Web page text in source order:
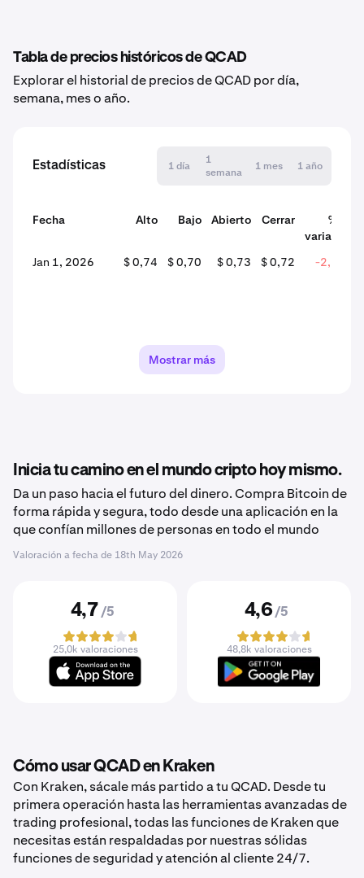
Tabla de precios históricos de QCAD
Explorar el historial de precios de QCAD por día,
semana, mes o año.
Estadísticas 1 día
1
semana
1 mes 1 año
Fecha Alto Bajo Abierto Cerrar
% de
variación
Jan 1, 2026
$ 0,74 $ 0,70 $ 0,73 $ 0,72 -2,16%
Mostrar más
Inicia tu camino en el mundo cripto hoy mismo.
Da un paso hacia el futuro del dinero. Compra Bitcoin de
forma rápida y segura, todo desde una aplicación en la
que confían millones de personas en todo el mundo
Valoración a fecha de 18th May 2026
4,7 /5
25,0k valoraciones
4,6 /5
48,8k valoraciones
Cómo usar QCAD en Kraken
Con Kraken, sácale más partido a tu QCAD. Desde tu
primera operación hasta las herramientas avanzadas de
trading profesional, todas las funciones de Kraken que
necesitas están respaldadas por nuestras sólidas
funciones de seguridad y atención al cliente 24/7.